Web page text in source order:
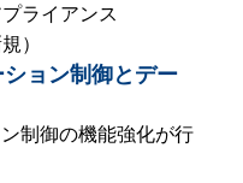
ライアンス
）
ョン制御とデー
制御の機能強化が行